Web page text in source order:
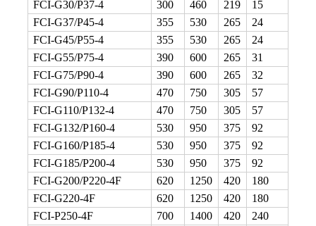
FCI-G30/P37-4 300 460 219
15
FCI-G37/P45-4
355 530 265
24
FCI-G45/P55-4
355 530 265
24
FCI-G55/P75-4
390 600 265
31
FCI-G75/P90-4
390 600 265
32
FCI-G90/P110-4
470 750 305
57
FCI-G110/P132-4
470 750 305
57
FCI-G132/P160-4
530 950 375
92
FCI-G160/P185-4
530 950 375
92
FCI-G185/P200-4
530 950 375
92
FCI-G200/P220-4F
620 1250 420
180
FCI-G220-4F
620 1250 420
180
FCI-P250-4F
700 1400 420
240